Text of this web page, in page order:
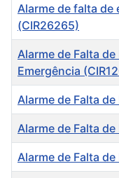
Alarme de falta de
(CIR26265)
Alarme de Falta
Emergência
Alarme de Falta
Alarme de Falta de
Alarme de Falta